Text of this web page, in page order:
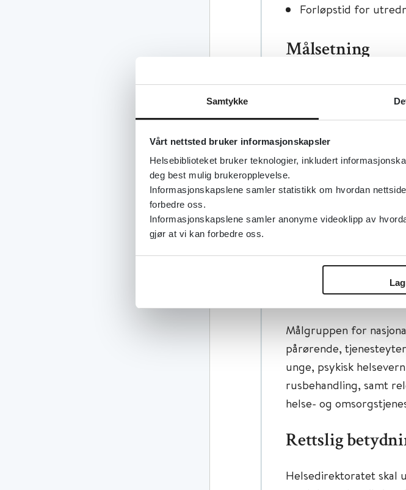
Samtykke
Vårt nettsted bruker informasjonskapsler
Helsebiblioteket bruker teknologier, inkludert
deg best mulig brukeropplevelse.
Informasjonskapslene samler statistikk om hvordan
forbedre oss.
Informasjonskapslene samler anonyme videoklipp av
gjør at vi kan forbedre oss.
Forløpstid for
Målsetning
De sentrale målene
å sikre forutsigbarhet
pårørende:
økt
unngå unødig
likeverdig tilbud til
bedre ivaretakelse
Målgruppe
Målgruppen for
pårørende,
unge, psykisk
rusbehandling, samt
helse- og
Rettslig
Helsedirektoratet skal